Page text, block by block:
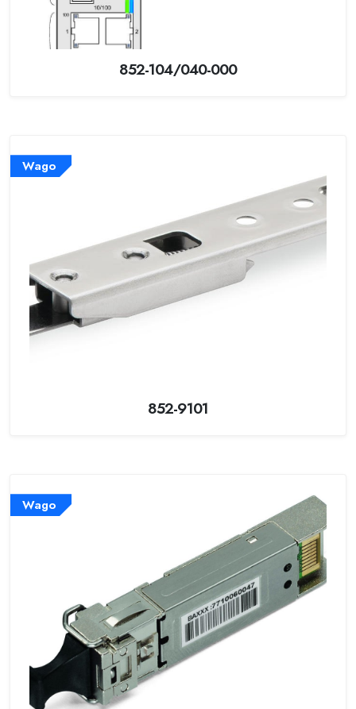
852-104/040-000
Wago
852-9101
Wago